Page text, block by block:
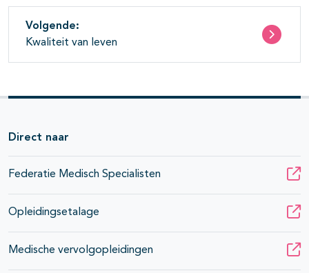
Volgende:
Kwaliteit van leven
Direct naar
Federatie Medisch Specialisten
Opleidingsetalage
Medische vervolgopleidingen